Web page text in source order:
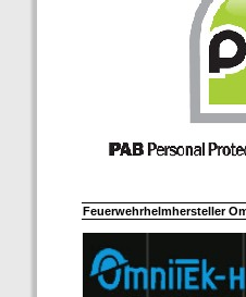
Feuerwehrhelmhersteller